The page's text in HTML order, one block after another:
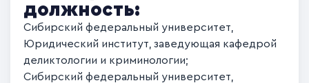
должность:
Сибирский федеральный университет,
Юридический институт, заведующая кафедрой
деликтологии и криминологии;
Сибирский федеральный университет,